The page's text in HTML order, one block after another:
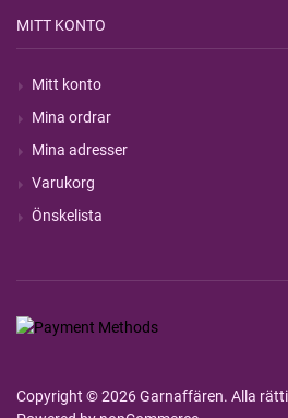
MITT KONTO
Mitt konto
Mina ordrar
Mina adresser
Varukorg
Önskelista
Copyright © 2026 Garnaffären. Alla